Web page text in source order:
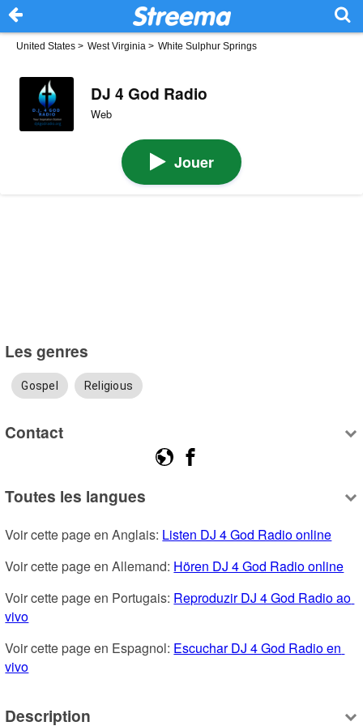
United States > West Virginia > White Sulphur Springs
DJ 4 God Radio
Web
Jouer
Les genres
Gospel Religious
Contact
Toutes les langues
Voir cette page en Anglais: Listen DJ 4 God Radio online
Voir cette page en Allemand: Hören DJ 4 God Radio online
Voir cette page en Portugais: Reproduzir DJ 4 God Radio ao
vivo
Voir cette page en Espagnol: Escuchar DJ 4 God Radio en
vivo
Description